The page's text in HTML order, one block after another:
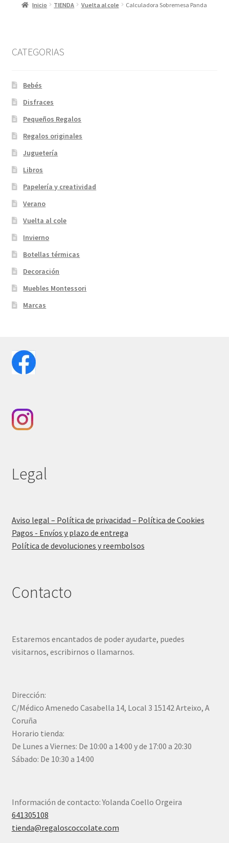
Inicio TIENDA Vuelta al cole Calculadora Sobremesa Panda
CATEGORIAS
Bebés
Disfraces
Pequeños Regalos
Regalos originales
Juguetería
Libros
Papelería y creatividad
Verano
Vuelta al cole
Invierno
Botellas térmicas
Decoración
Muebles Montessori
Marcas
Legal
Aviso legal – Política de privacidad – Política de Cookies
Pagos - Envíos y plazo de entrega
Política de devoluciones y reembolsos
Contacto
Estaremos encantados de poder ayudarte, puedes
visitarnos, escribirnos o llamarnos.
Dirección:
C/Médico Amenedo Casabella 14, Local 3 15142 Arteixo, A
Coruña
Horario tienda:
De Lunes a Viernes: De 10:00 a 14:00 y de 17:00 a 20:30
Sábado: De 10:30 a 14:00
Información de contacto: Yolanda Coello Orgeira
641305108
tienda@regaloscoccolate.com